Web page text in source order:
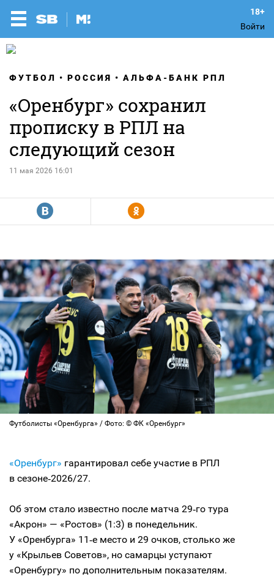
Войти
ФУТБОЛ РОССИЯ АЛЬФА-БАНК РПЛ
«Оренбург» сохранил
прописку в РПЛ на
следующий сезон
11 мая 2026 16:01
R Y
Футболисты «Оренбурга» / Фото: © ФК «Оренбург»
«Оренбург» гарантировал себе участие в РПЛ
в сезоне‑2026/27.
Об этом стало известно после матча 29‑го тура
«Акрон» — «Ростов» (1:3) в понедельник.
У «Оренбурга» 11‑е место и 29 очков, столько же
у «Крыльев Советов», но самарцы уступают
«Оренбургу» по дополнительным показателям.